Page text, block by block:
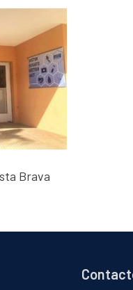
Brava